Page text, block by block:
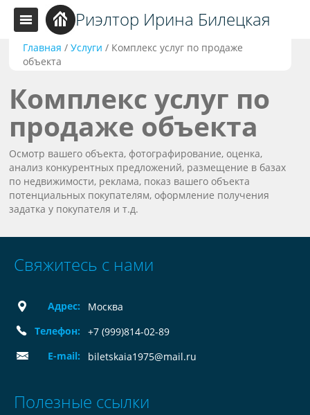
Риэлтор Ирина Билецкая
Главная /Услуги / Комплекс услуг по продаже
объекта
Комплекс услуг по
продаже объекта
Осмотр вашего объекта, фотографирование, оценка,
анализ конкурентных предложений, размещение в базах
по недвижимости, реклама, показ вашего объекта
потенциальных покупателям, оформление получения
задатка у покупателя и т.д.
Свяжитесь с нами
Адрес:
Москва
Телефон:
+7 (999)814-02-89
E-mail:
biletskaia1975@mail.ru
Полезные ссылки